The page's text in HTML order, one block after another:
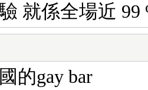
就係全場近 99
的gay bar